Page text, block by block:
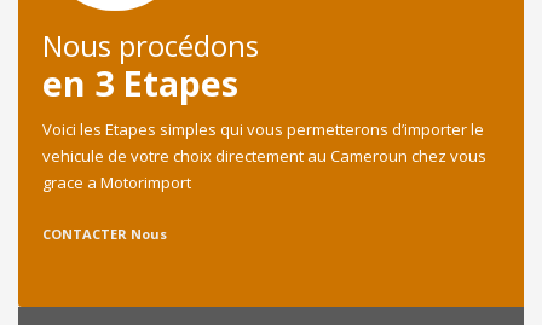
Nous procédons
en 3 Etapes
Voici les Etapes simples qui vous permetterons d’importer le
vehicule de votre choix directement au Cameroun chez vous
grace a Motorimport
CONTACTER Nous